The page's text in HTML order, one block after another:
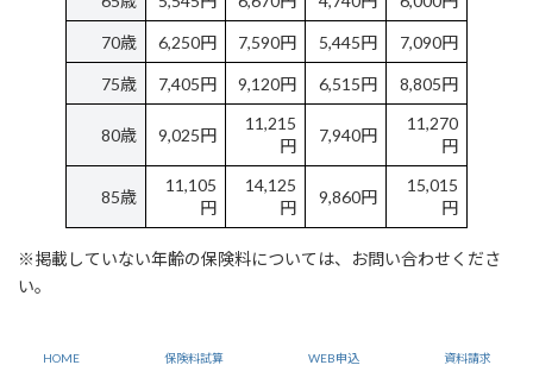
70歳 6,250円 7,590円 5,445円 7,090円
75歳 7,405円 9,120円 6,515円 8,805円
80歳 9,025円
11,215
円
7,940円
11,270
円
85歳
11,105
円
14,125
円
9,860円
15,015
円
※掲載していない年齢の保険料については、お問い合わせくださ
い。
HOME 保険料試算 WEB申込 資料請求